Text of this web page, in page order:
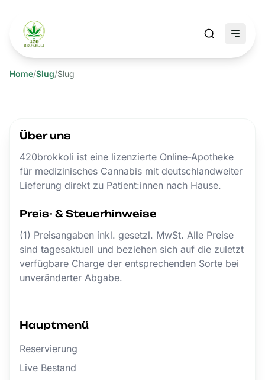
Home/Slug/Slug
Über uns
420brokkoli ist eine lizenzierte Online-Apotheke
für medizinisches Cannabis mit deutschlandweiter
Lieferung direkt zu Patient:innen nach Hause.
Preis- & Steuerhinweise
(1) Preisangaben inkl. gesetzl. MwSt. Alle Preise
sind tagesaktuell und beziehen sich auf die zuletzt
verfügbare Charge der entsprechenden Sorte bei
unveränderter Abgabe.
Hauptmenü
Reservierung
Live Bestand